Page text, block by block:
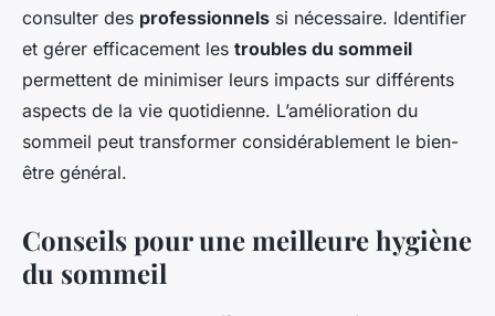
consulter des professionnels si nécessaire. Identifier
et gérer efficacement les troubles du sommeil
permettent de minimiser leurs impacts sur différents
aspects de la vie quotidienne. L’amélioration du
sommeil peut transformer considérablement le bien-
être général.
Conseils pour une meilleure hygiène
du sommeil